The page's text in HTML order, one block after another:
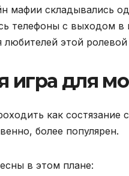
мафии складывались
телефоны с выходом
этой ролевой
игра для
как
более популярен.
в этом плане: